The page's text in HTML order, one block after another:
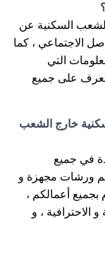
السكنية عن
الاجتماعي ، كما
التي
على جميع
خارج الشعب
في جميع
ورشات مجهزة و
بجميع أعمالكم ،
الاحترافية ، و